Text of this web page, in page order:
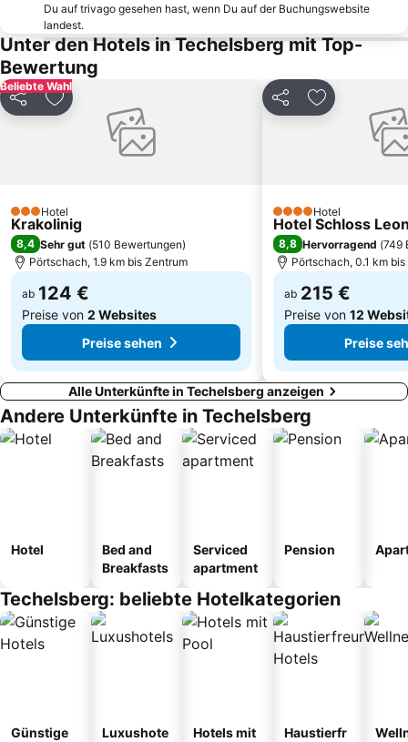
Santuario del Monte Lussari
Karawanken
Strandbad Urbansee
Villacher Alpenstraße
Minimundus
Landskron Castle
Burg Bled
Seepromenade
Krampus di Travisio Centrale
Tenniscenter Annenheim
Camporosso in Valcanale - Ski Area Tarvisio
Sommerrodelbahn Afritz-Verditz
Blejski Vintgar
Du auf trivago gesehen hast, wenn Du auf der Buchungswebsite
landest.
Unter den Hotels in Techelsberg mit Top-
Bewertung
Beliebte Wahl
Teilen Zu Favoriten hinzufügen
3 Sterne
Hotel
Krakolinig
8,4 Sehr gut (510 Bewertungen)
Pörtschach, 1.9 km bis Zentrum
ab 124 €
Preise von 2 Websites
Preise sehen
Teilen Zu Favoriten
4 SterneHotel
Hotel Schloss
8,8 Hervorragend (749
Pörtschach, 0.1 km
ab 215 €
Preise von 12
Preise
Alle Unterkünfte in Techelsberg anzeigen
Andere Unterkünfte in Techelsberg
Hotel
Bed and
Breakfasts
Serviced
apartment
Pension
Techelsberg: beliebte Hotelkategorien
Günstige
Luxushote
Hotels mit
Haustierfr